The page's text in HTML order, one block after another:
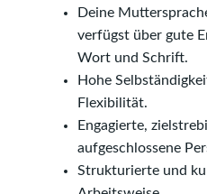
Deine
verfügst über gute
Wort und Schrift.
Hohe
Flexibilität.
Engagierte,
aufgeschlossene
Strukturierte und